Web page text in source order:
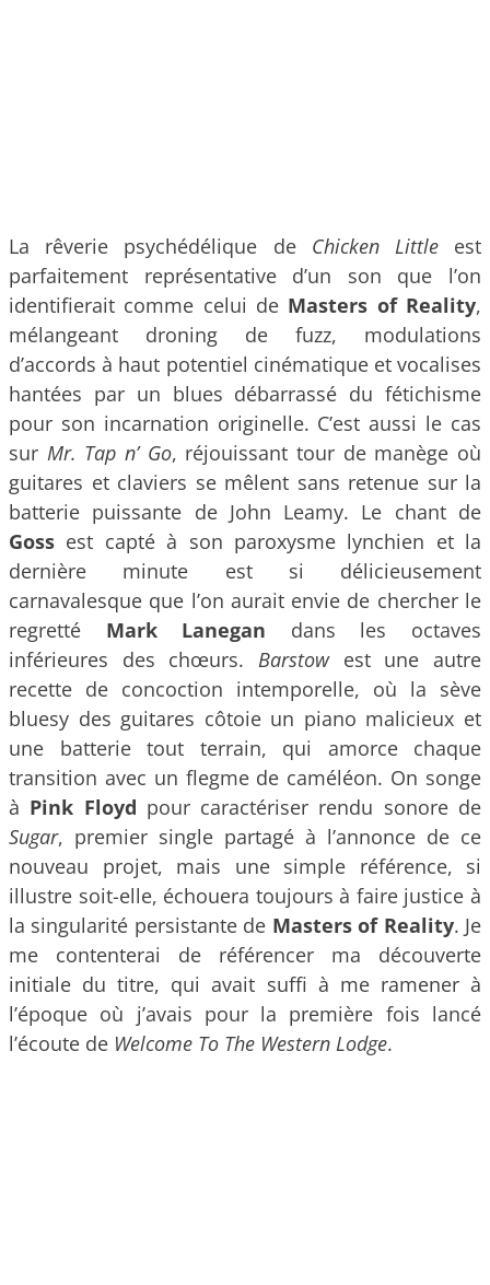
La rêverie psychédélique de Chicken Littleest
parfaitement représentative d’un son que l’on
identifierait comme celui de Masters of Reality,
mélangeant droning de fuzz, modulations
d’accords à haut potentiel cinématique et vocalises
hantées par un blues débarrassé du fétichisme
pour son incarnation originelle. C’est aussi le cas
sur Mr. Tap n’ Go, réjouissant tour de manège où
guitares et claviers se mêlent sans retenue sur la
batterie puissante de John Leamy. Le chant de
Goss est capté à son paroxysme lynchien et la
dernière minute est si délicieusement
carnavalesque que l’on aurait envie de chercher le
regretté Mark Lanegan dans les octaves
inférieures des chœurs. Barstowest une autre
recette de concoction intemporelle, où la sève
bluesy des guitares côtoie un piano malicieux et
une batterie tout terrain, qui amorce chaque
transition avec un flegme de caméléon. On songe
à Pink Floyd pour caractériser rendu sonore de
Sugar, premier single partagé à l’annonce de ce
nouveau projet, mais une simple référence, si
illustre soit-elle, échouera toujours à faire justice à
la singularité persistante de Masters of Reality. Je
me contenterai de référencer ma découverte
initiale du titre, qui avait suffi à me ramener à
l’époque où j’avais pour la première fois lancé
l’écoute de Welcome To The Western Lodge.